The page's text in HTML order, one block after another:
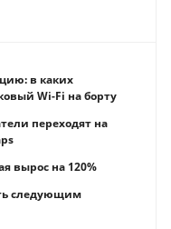
в каких
Wi-Fi на борту
переходят на
вырос на 120%
следующим